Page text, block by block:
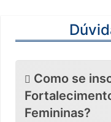
Como se
Femininas?